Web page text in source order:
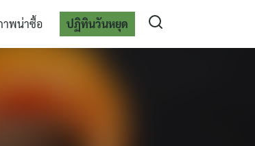
าพน่าซื้อ ปฏิทินวันหยุด